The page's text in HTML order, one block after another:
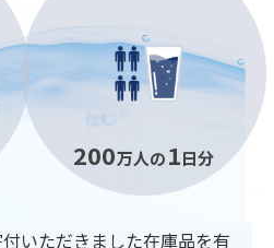
200万人の1日分
いただきました在庫品を有